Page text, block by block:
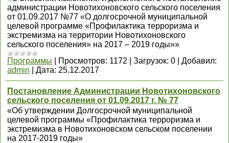
администрации Новотихоновского сельского поселения
от 01.09.2017 №77 «О долгосрочной муниципальной
целевой программе «Профилактика терроризма и
экстремизма на территории Новотихоновского
сельского поселения» на 2017 – 2019 годы»»
Программы
Просмотров: 1172 Загрузок: 0
Добавил:
admin
Дата: 25.12.2017
Постановление Администрации Новотихоновского
сельского поселения от 01.09.2017 г. № 77
«Об утверждении Долгосрочной муниципальной
целевой программы «Профилактика терроризма и
экстремизма в Новотихоновском сельском поселении
на 2017-2019 годы»